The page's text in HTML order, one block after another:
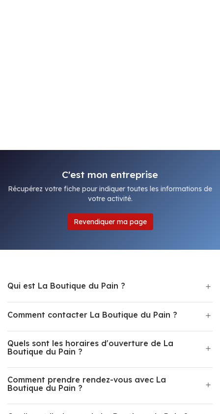
C'est mon entreprise
Récupérez votre fiche pour indiquer toutes les informations de
votre activité.
Revendiquer ma page
Qui est La Boutique du Pain ?
Comment contacter La Boutique du Pain ?
Quels sont les horaires d'ouverture de La
Boutique du Pain ?
Comment prendre rendez-vous avec La
Boutique du Pain ?